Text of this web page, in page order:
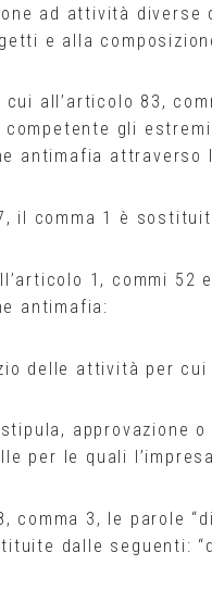
ad attività diverse
e alla
all’articolo 83,
gli
antimafia attraverso
il comma 1 è
1, commi 52
antimafia:
delle attività per cui
approvazione
per le quali
comma 3, le parole
dalle seguenti: